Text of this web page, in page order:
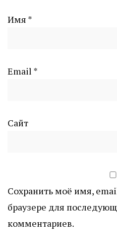
Имя *
Email *
Сайт
Сохранить моё имя,
браузере для
комментариев.